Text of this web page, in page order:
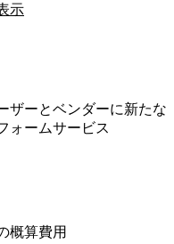
示
ザーとベンダーに新たな
ォームサービス
概算費用